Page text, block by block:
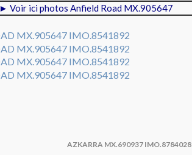
► Voir ici photos Anfield Road MX.905647
AZKARRA MX.690937 IMO.8784028